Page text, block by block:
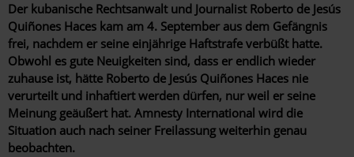
Der kubanische Rechtsanwalt und Journalist Roberto de Jesús
Quiñones Haces kam am 4. September aus dem Gefängnis
frei, nachdem er seine einjährige Haftstrafe verbüßt hatte.
Obwohl es gute Neuigkeiten sind, dass er endlich wieder
zuhause ist, hätte Roberto de Jesús Quiñones Haces nie
verurteilt und inhaftiert werden dürfen, nur weil er seine
Meinung geäußert hat. Amnesty International wird die
Situation auch nach seiner Freilassung weiterhin genau
beobachten.